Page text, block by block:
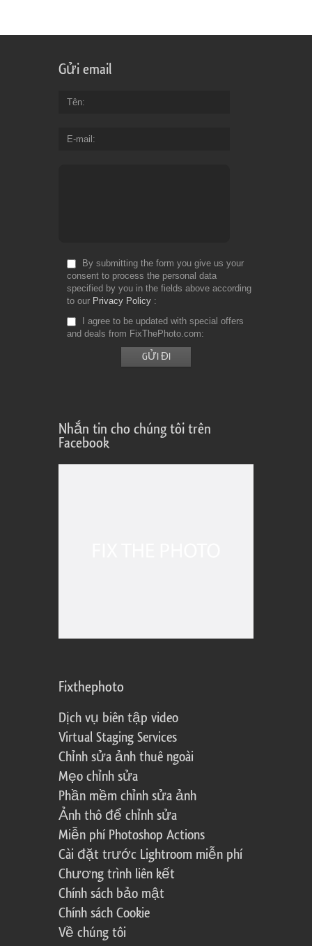
Gửi email
Tên
E-mail
By submitting the form you give us your
consent to process the personal data
specified by you in the fields above according
to our Privacy Policy
I agree to be updated with special offers
and deals from FixThePhoto.com
Nhắn tin cho chúng tôi trên
Facebook
Fixthephoto
Dịch vụ biên tập video
Virtual Staging Services
Chỉnh sửa ảnh thuê ngoài
Mẹo chỉnh sửa
Phần mềm chỉnh sửa ảnh
Ảnh thô để chỉnh sửa
Miễn phí Photoshop Actions
Cài đặt trước Lightroom miễn phí
Chương trình liên kết
Chính sách bảo mật
Chính sách Cookie
Về chúng tôi